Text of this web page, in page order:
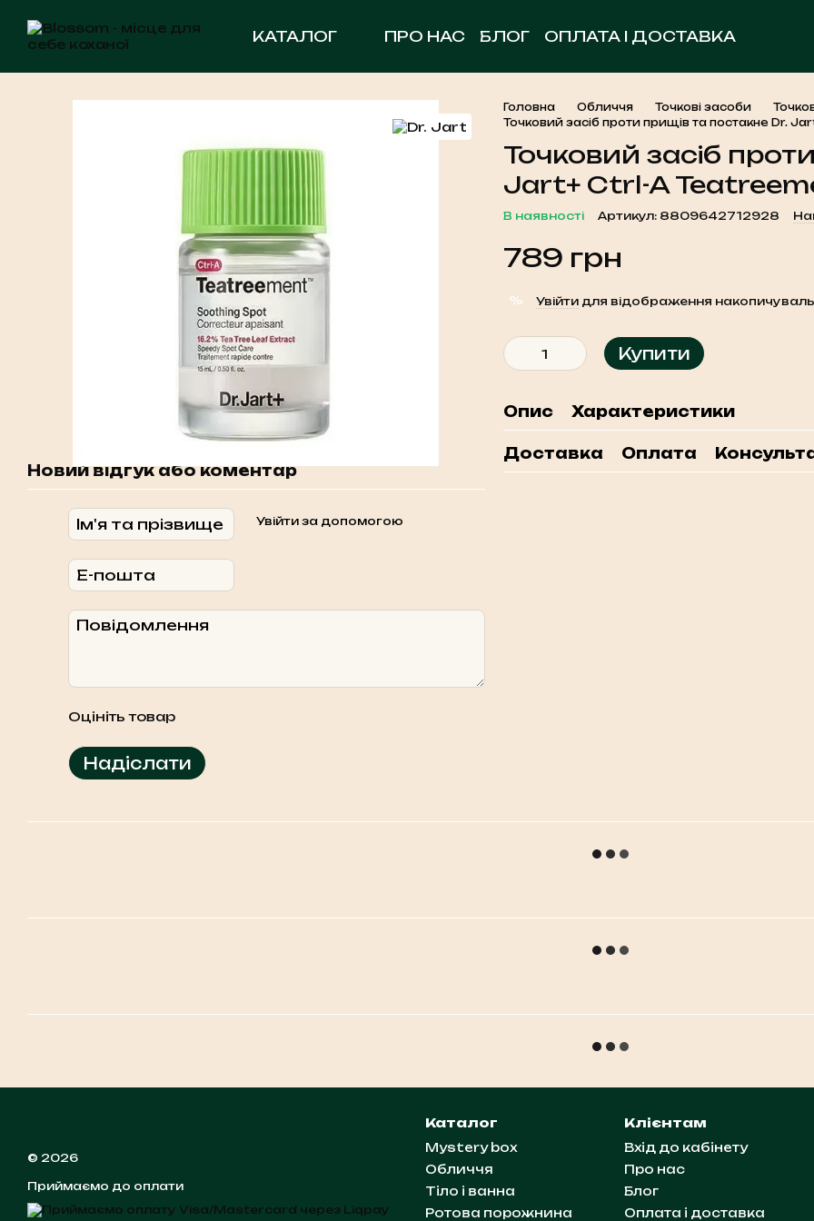
КАТАЛОГ ПРО НАС БЛОГ
ОПЛАТА І ДОСТАВКА
Новий відгук або коментар
Увійти за допомогою
Оцініть товар
Надіслати
Головна Обличчя Точкові засоби
Точковий засіб проти прищів та постакне Dr.
Точковий засіб
Jart+ Ctrl-A
В наявності Артикул: 8809642712928
789 грн
% Увійтидля відображення
Купити
Опис Характеристики
Доставка Оплата
© 2026
Приймаємо до оплати
Каталог
Mystery box
Обличчя
Тіло і ванна
Ротова порожнина
Клієнтам
Вхід до кабінету
Про нас
Блог
Оплата і доставка